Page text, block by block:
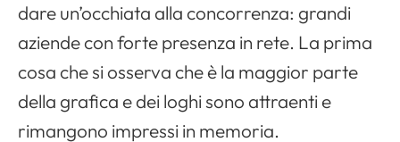
dare un’occhiata alla concorrenza: grandi
aziende con forte presenza in rete. La prima
cosa che si osserva che è la maggior parte
della grafica e dei loghi sono attraenti e
rimangono impressi in memoria.